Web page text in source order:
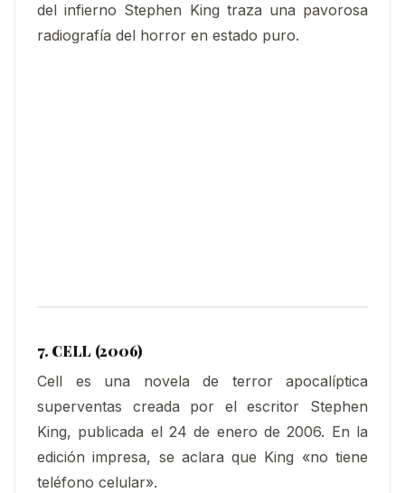
del infierno Stephen King traza una pavorosa
radiografía del horror en estado puro.
7. CELL (2006)
Cell es una novela de terror apocalíptica
superventas creada por el escritor Stephen
King, publicada el 24 de enero de 2006. En la
edición impresa, se aclara que King «no tiene
teléfono celular».